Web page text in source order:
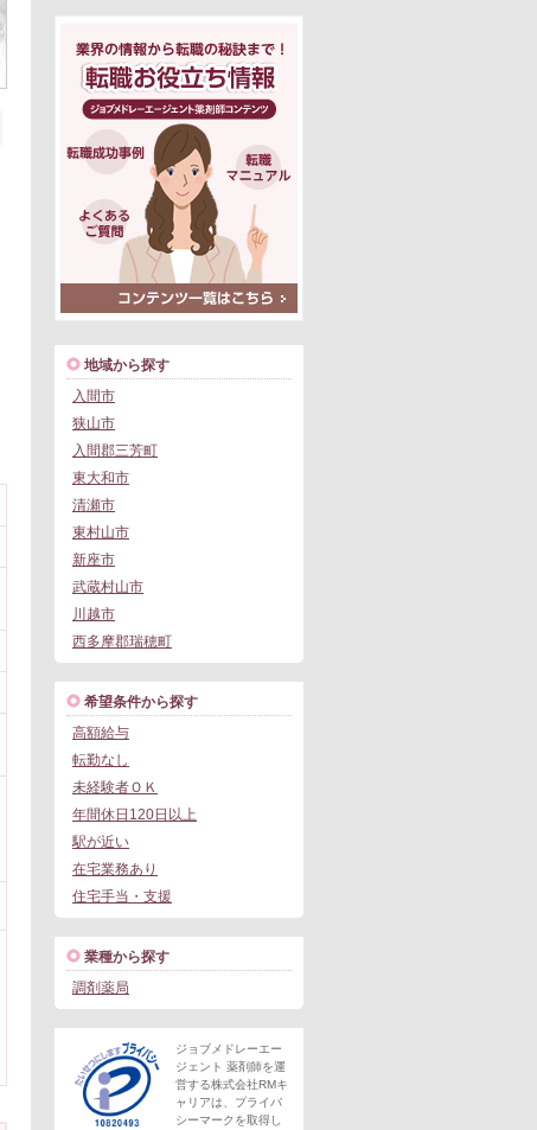
地域から探す
入間市
狭山市
入間郡三芳町
東大和市
清瀬市
東村山市
新座市
武蔵村山市
川越市
西多摩郡瑞穂町
希望条件から探す
高額給与
転勤なし
未経験者ＯＫ
年間休日120日以上
駅が近い
在宅業務あり
住宅手当・支援
業種から探す
調剤薬局
ジョブメドレーエー
ジェント 薬剤師を運
営する株式会社RMキ
ャリアは、プライバ
シーマークを取得し